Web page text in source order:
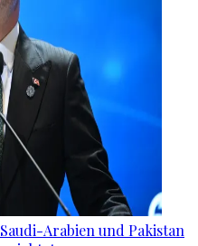
Arabien und Pakistan